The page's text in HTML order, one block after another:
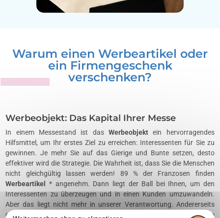
Warum einen Werbeartikel oder
ein Firmengeschenk
verschenken?
Werbeobjekt: Das Kapital Ihrer Messe
In einem Messestand ist dasWerbeobjekt ein hervorragendes
Hilfsmittel, um Ihr erstes Ziel zu erreichen: Interessenten für Sie zu
gewinnen. Je mehr Sie auf das Gierige und Bunte setzen, desto
effektiver wird die Strategie. Die Wahrheit ist, dass Sie die Menschen
nicht gleichgültig lassen werden! 89 % der Franzosen finden
Werbeartikel
* angenehm. Dann liegt der Ball bei Ihnen, um den
Interessenten zu überzeugen und in einen Kunden umzuwandeln.
Aber das liegt nicht mehr in unserer Verantwortung. Andererseits
geht es darum, mit Ihnen die beste Technik zu finden, um Ihr Logo